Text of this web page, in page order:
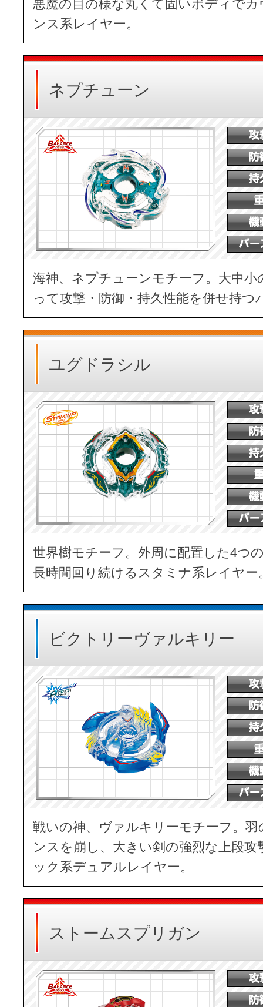
悪魔の目の様な丸くて固いボディで
ンス系レイヤー。
ネプチューン
海神、ネプチューンモチーフ。大中
って攻撃・防御・持久性能を併せ持
ユグドラシル
世界樹モチーフ。外周に配置した4つ
長時間回り続けるスタミナ系レイヤー
ビクトリーヴァルキリー
戦いの神、ヴァルキリーモチーフ。
ンスを崩し、大きい剣の強烈な上段
ック系デュアルレイヤー。
ストームスプリガン